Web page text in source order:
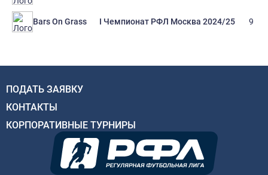
Bars On Grass I Чемпионат РФЛ Москва 2024/25 9
ПОДАТЬ ЗАЯВКУ
КОНТАКТЫ
КОРПОРАТИВНЫЕ ТУРНИРЫ